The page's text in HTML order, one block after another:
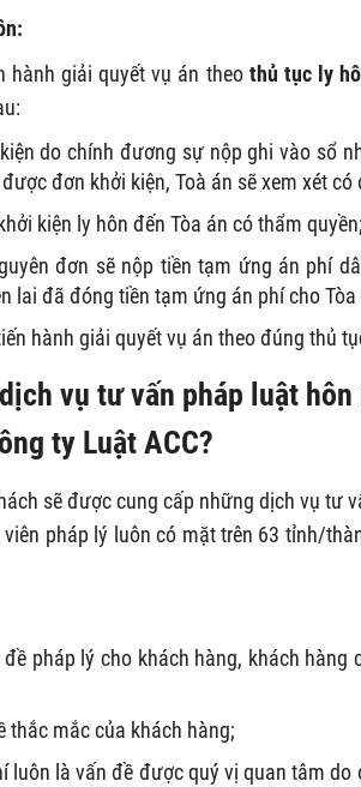
hành giải quyết vụ án theo thủ tục ly
do chính đương sự nộp ghi vào sổ
đơn khởi kiện, Toà án sẽ xem xét
kiện ly hôn đến Tòa án có thẩm
đơn sẽ nộp tiền tạm ứng án phí
lai đã đóng tiền tạm ứng án phí cho Tòa
hành giải quyết vụ án theo đúng thủ
vụ tư vấn pháp luật
ty Luật ACC?
sẽ được cung cấp những dịch vụ tư
pháp lý luôn có mặt trên 63 tỉnh/
pháp lý cho khách hàng, khách
thắc mắc của khách hàng;
luôn là vấn đề được quý vị quan tâm